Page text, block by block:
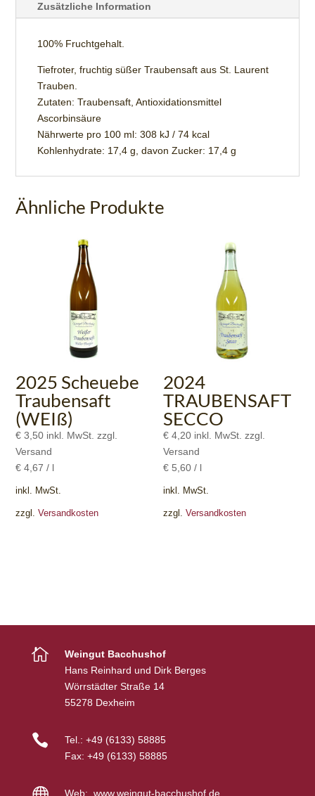
Zusätzliche Information
100% Fruchtgehalt.
Tiefroter, fruchtig süßer Traubensaft aus St. Laurent
Trauben.
Zutaten: Traubensaft, Antioxidationsmittel
Ascorbinsäure
Nährwerte pro 100 ml: 308 kJ / 74 kcal
Kohlenhydrate: 17,4 g, davon Zucker: 17,4 g
Ähnliche Produkte
2025 Scheuebe
Traubensaft
(WEIß)
€ 3,50 inkl. MwSt. zzgl.
Versand
€ 4,67 / l
inkl. MwSt.
zzgl.Versandkosten
2024
TRAUBENSAFT
SECCO
€ 4,20 inkl. MwSt. zzgl.
Versand
€ 5,60 / l
inkl. MwSt.
zzgl.Versandkosten

Weingut Bacchushof
Hans Reinhard und Dirk Berges
Wörrstädter Straße 14
55278 Dexheim
 Tel.: +49 (6133) 58885
Fax: +49 (6133) 58885
Web: www.weingut-bacchushof.de